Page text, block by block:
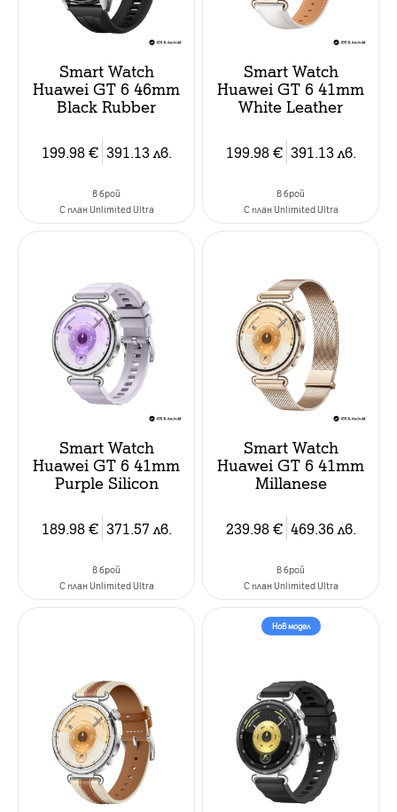
Smart Watch
Huawei GT 6 46mm
Black Rubber
199.98 € 391.13 лв.
в брой
C план Unlimited Ultra
Smart Watch
Huawei GT 6 41mm
White Leather
199.98 € 391.13 лв.
в брой
C план Unlimited Ultra
Smart Watch
Huawei GT 6 41mm
Purple Silicon
189.98 € 371.57 лв.
в брой
C план Unlimited Ultra
Smart Watch
Huawei GT 6 41mm
Millanese
239.98 € 469.36 лв.
в брой
C план Unlimited Ultra
Нов модел